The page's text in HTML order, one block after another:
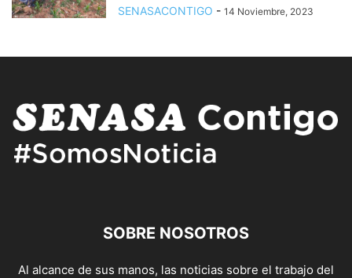
SENASACONTIGO - 14 Noviembre, 2023
SOBRE NOSOTROS
Al alcance de sus manos, las noticias sobre el trabajo del